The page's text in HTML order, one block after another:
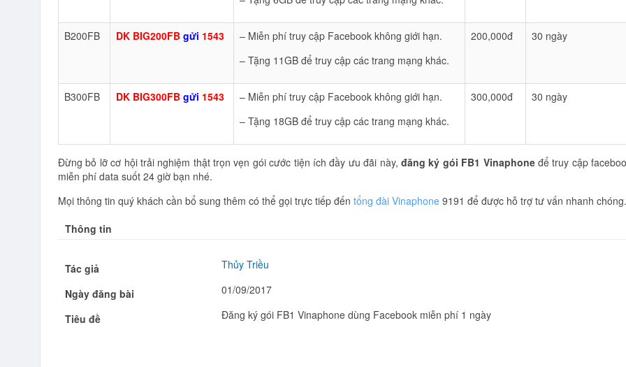
B200FB DK BIG200FBgửi 1543
– Miễn phí truy cập Facebook không giới hạn.
– Tặng 11GB để truy cập các trang mạng khác.
200,000đ 30 ngày
B300FB DK BIG300FBgửi 1543
– Miễn phí truy cập Facebook không giới hạn.
– Tặng 18GB để truy cập các trang mạng khác.
300,000đ 30 ngày
Đừng bỏ lỡ cơ hội trải nghiệm thật trọn vẹn gói cước tiện ích đầy ưu đãi này, đăng ký gói FB1 Vinaphoneđể truy cập
miễn phí data suốt 24 giờ bạn nhé.
Mọi thông tin quý khách cần bổ sung thêm có thể gọi trực tiếp đến tổng đài Vinaphone 9191 để được hỗ trợ tư vấn nhanh chóng.
Thông tin
Tác giả Thủy Triều
Ngày đăng bài 01/09/2017
Tiêu đề Đăng ký gói FB1 Vinaphone dùng Facebook miễn phí 1 ngày